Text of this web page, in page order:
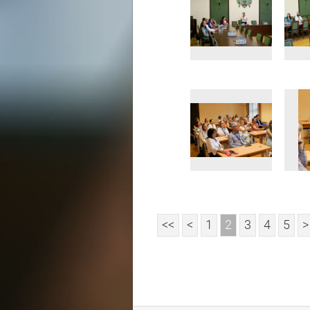
<< < 1 2 3 4 5 >